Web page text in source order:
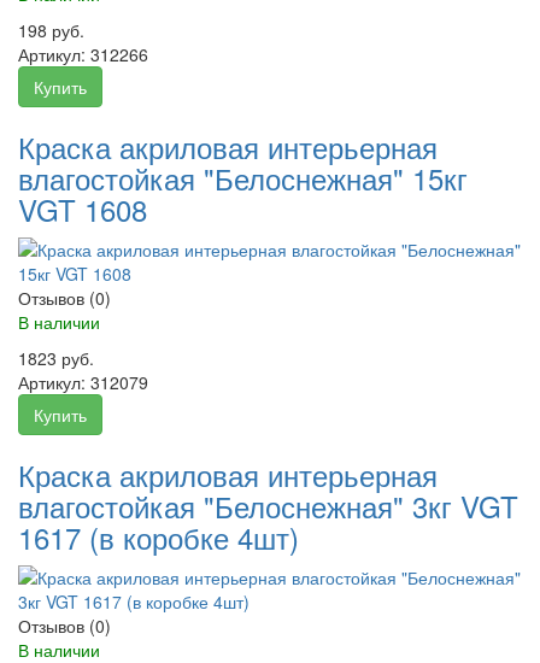
198 руб.
Артикул: 312266
Купить
Краска акриловая интерьерная
влагостойкая "Белоснежная" 15кг
VGT 1608
Отзывов (0)
В наличии
1823 руб.
Артикул: 312079
Купить
Краска акриловая интерьерная
влагостойкая "Белоснежная" 3кг VGT
1617 (в коробке 4шт)
Отзывов (0)
В наличии